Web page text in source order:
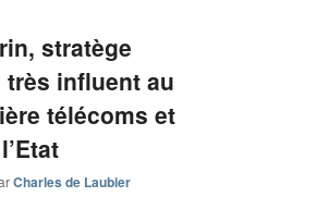
stratège
influent au
télécoms et
Charles de Laubier